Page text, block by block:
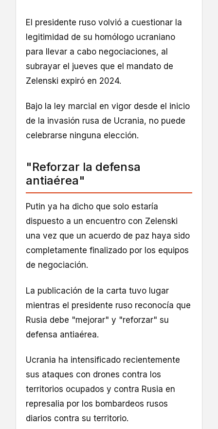
El presidente ruso volvió a cuestionar la
legitimidad de su homólogo ucraniano
para llevar a cabo negociaciones, al
subrayar el jueves que el mandato de
Zelenski expiró en 2024.
Bajo la ley marcial en vigor desde el inicio
de la invasión rusa de Ucrania, no puede
celebrarse ninguna elección.
"Reforzar la defensa
antiaérea"
Putin ya ha dicho que solo estaría
dispuesto a un encuentro con Zelenski
una vez que un acuerdo de paz haya sido
completamente finalizado por los equipos
de negociación.
La publicación de la carta tuvo lugar
mientras el presidente ruso reconocía que
Rusia debe "mejorar" y "reforzar" su
defensa antiaérea.
Ucrania ha intensificado recientemente
sus ataques con drones contra los
territorios ocupados y contra Rusia en
represalia por los bombardeos rusos
diarios contra su territorio.